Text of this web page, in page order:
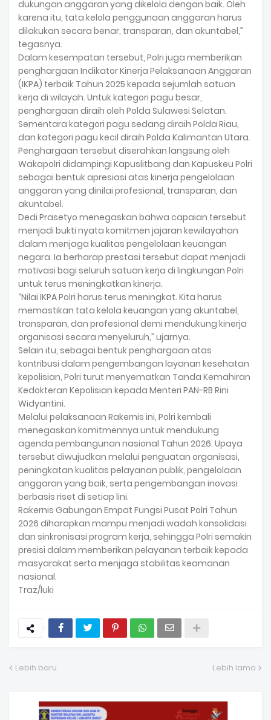
dukungan anggaran yang dikelola dengan baik. Oleh
karena itu, tata kelola penggunaan anggaran harus
dilakukan secara benar, transparan, dan akuntabel,”
tegasnya.
Dalam kesempatan tersebut, Polri juga memberikan
penghargaan Indikator Kinerja Pelaksanaan Anggaran
(IKPA) terbaik Tahun 2025 kepada sejumlah satuan
kerja di wilayah. Untuk kategori pagu besar,
penghargaan diraih oleh Polda Sulawesi Selatan.
Sementara kategori pagu sedang diraih Polda Riau,
dan kategori pagu kecil diraih Polda Kalimantan Utara.
Penghargaan tersebut diserahkan langsung oleh
Wakapolri didampingi Kapuslitbang dan Kapuskeu Polri
sebagai bentuk apresiasi atas kinerja pengelolaan
anggaran yang dinilai profesional, transparan, dan
akuntabel.
Dedi Prasetyo menegaskan bahwa capaian tersebut
menjadi bukti nyata komitmen jajaran kewilayahan
dalam menjaga kualitas pengelolaan keuangan
negara. Ia berharap prestasi tersebut dapat menjadi
motivasi bagi seluruh satuan kerja di lingkungan Polri
untuk terus meningkatkan kinerja.
“Nilai IKPA Polri harus terus meningkat. Kita harus
memastikan tata kelola keuangan yang akuntabel,
transparan, dan profesional demi mendukung kinerja
organisasi secara menyeluruh,” ujarnya.
Selain itu, sebagai bentuk penghargaan atas
kontribusi dalam pengembangan layanan kesehatan
kepolisian, Polri turut menyematkan Tanda Kemahiran
Kedokteran Kepolisian kepada Menteri PAN-RB Rini
Widyantini.
Melalui pelaksanaan Rakernis ini, Polri kembali
menegaskan komitmennya untuk mendukung
agenda pembangunan nasional Tahun 2026. Upaya
tersebut diwujudkan melalui penguatan organisasi,
peningkatan kualitas pelayanan publik, pengelolaan
anggaran yang baik, serta pengembangan inovasi
berbasis riset di setiap lini.
Rakernis Gabungan Empat Fungsi Pusat Polri Tahun
2026 diharapkan mampu menjadi wadah konsolidasi
dan sinkronisasi program kerja, sehingga Polri semakin
presisi dalam memberikan pelayanan terbaik kepada
masyarakat serta menjaga stabilitas keamanan
nasional.
Traz/luki
Lebih baru Lebih lama